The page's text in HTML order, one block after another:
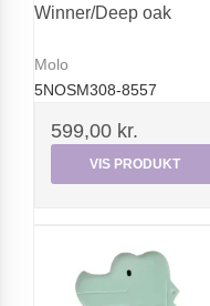
Winner/Deep oak
Molo
5NOSM308-8557
599,00 kr.
VIS PRODUKT